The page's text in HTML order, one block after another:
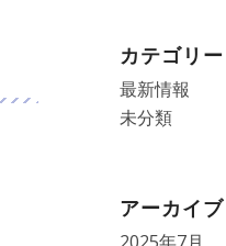
カテゴリー
最新情報
未分類
アーカイブ